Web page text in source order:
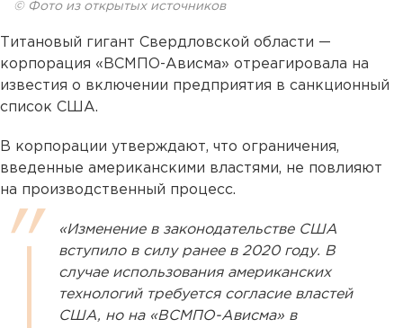
© Фото из открытых источников
Титановый гигант Свердловской области —
корпорация «ВСМПО-Ависма» отреагировала на
известия о включении предприятия в санкционный
список США.
В корпорации утверждают, что ограничения,
введенные американскими властями, не повлияют
на производственный процесс.
«Изменение в законодательстве США
вступило в силу ранее в 2020 году. В
случае использования американских
технологий требуется согласие властей
США, но на «ВСМПО-Ависма» в